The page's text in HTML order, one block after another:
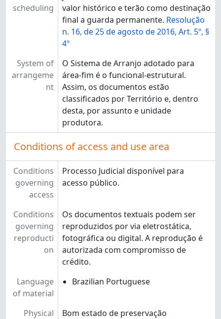
scheduling
valor histórico e terão como destinação
final a guarda permanente. Resolução
n. 16, de 25 de agosto de 2016, Art. 5º, §
4º
System of
arrangeme
nt
O Sistema de Arranjo adotado para
área-fim é o funcional-estrutural.
Assim, os documentos estão
classificados por Território e, dentro
desta, por assunto e unidade
produtora.
Conditions of access and use area
Conditions
governing
access
Processo Judicial disponível para
acesso público.
Conditions
governing
reproducti
on
Os documentos textuais podem ser
reproduzidos por via eletrostática,
fotográfica ou digital. A reprodução é
autorizada com compromisso de
crédito.
Language
of material
Brazilian Portuguese
Physical
Bom estado de preservação